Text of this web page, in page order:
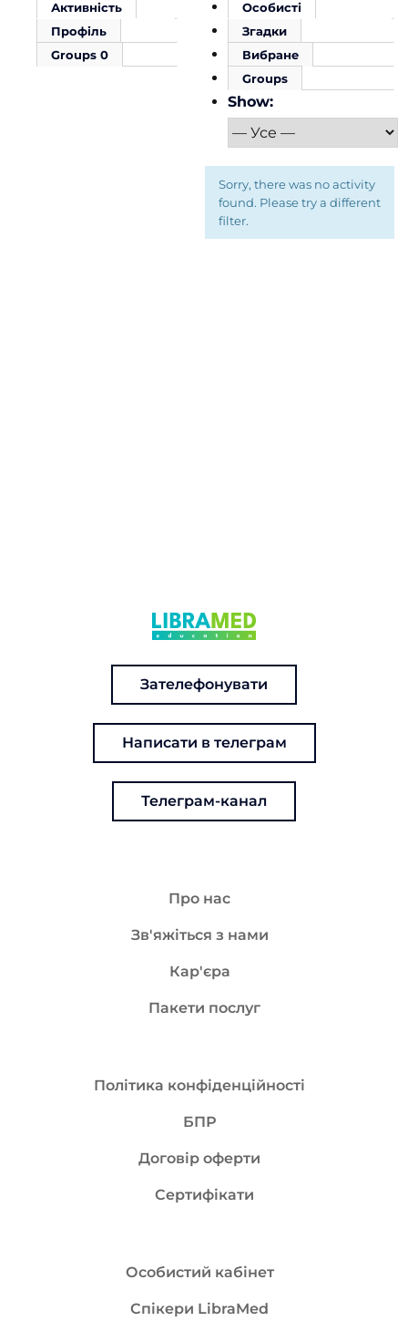
Активність
Профіль
Groups 0
Особисті
Згадки
Вибране
Groups
Show:
Sorry, there was no activity
found. Please try a different
filter.
Зателефонувати
Написати в телеграм
Телеграм-канал
Про нас
Зв'яжіться з нами
Кар'єра
Пакети послуг
Політика конфіденційності
БПР
Договір оферти
Сертифікати
Особистий кабінет
Спікери LibraMed